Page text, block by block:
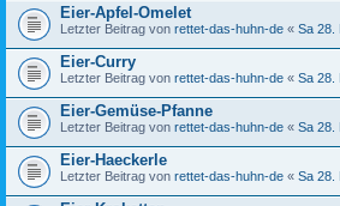
Eier-Apfel-Omelet
Letzter Beitrag von rettet-das-huhn-de « Sa 28.
Eier-Curry
Letzter Beitrag von rettet-das-huhn-de « Sa 28.
Eier-Gemüse-Pfanne
Letzter Beitrag von rettet-das-huhn-de « Sa 28.
Eier-Haeckerle
Letzter Beitrag von rettet-das-huhn-de « Sa 28.